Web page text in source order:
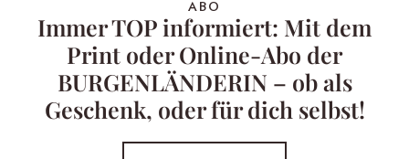
ABO
Immer TOP informiert: Mit dem
Print oder Online-Abo der
BURGENLÄNDERIN – ob als
Geschenk, oder für dich selbst!